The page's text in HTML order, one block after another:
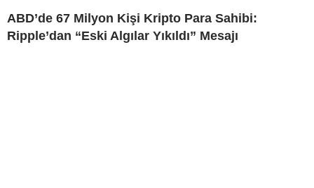
ABD’de 67 Milyon Kişi Kripto Para Sahibi:
Ripple’dan “Eski Algılar Yıkıldı” Mesajı